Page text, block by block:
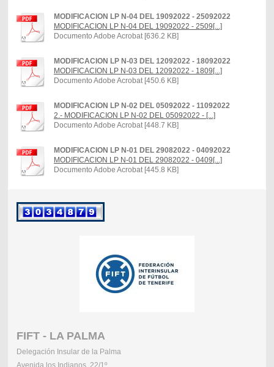
MODIFICACION LP N-04 DEL 19092022 - 25092022
MODIFICACION LP N-04 DEL 19092022 - 2509[...]
Documento Adobe Acrobat [636.2 KB]
MODIFICACION LP N-03 DEL 12092022 - 18092022
MODIFICACION LP N-03 DEL 12092022 - 1809[...]
Documento Adobe Acrobat [450.6 KB]
MODIFICACION LP N-02 DEL 05092022 - 11092022
2.- MODIFICACION LP N-02 DEL 05092022 - [...]
Documento Adobe Acrobat [448.7 KB]
MODIFICACION LP N-01 DEL 29082022 - 04092022
MODIFICACION LP N-01 DEL 29082022 - 0409[...]
Documento Adobe Acrobat [445.8 KB]
FIFT - LA PALMA
Delegación Insular de la Palma
Avenida los Indianos, 22/1º